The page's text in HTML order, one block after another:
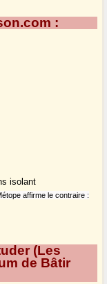
:
isolant
affirme le contraire :
(Les
de Bâtir